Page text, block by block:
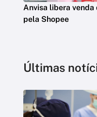
Anvisa libera
pela Shopee
Últimas